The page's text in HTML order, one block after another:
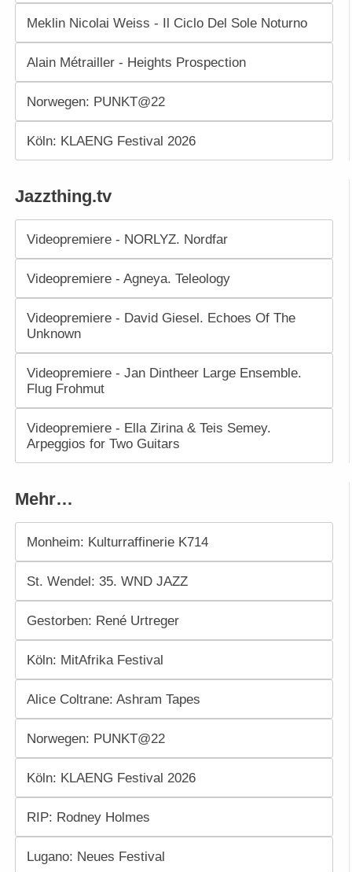
Meklin Nicolai Weiss - Il Ciclo Del Sole Noturno
Alain Métrailler - Heights Prospection
Norwegen: PUNKT@22
Köln: KLAENG Festival 2026
Jazzthing.tv
Videopremiere - NORLYZ. Nordfar
Videopremiere - Agneya. Teleology
Videopremiere - David Giesel. Echoes Of The
Unknown
Videopremiere - Jan Dintheer Large Ensemble.
Flug Frohmut
Videopremiere - Ella Zirina & Teis Semey.
Arpeggios for Two Guitars
Mehr…
Monheim: Kulturraffinerie K714
St. Wendel: 35. WND JAZZ
Gestorben: René Urtreger
Köln: MitAfrika Festival
Alice Coltrane: Ashram Tapes
Norwegen: PUNKT@22
Köln: KLAENG Festival 2026
RIP: Rodney Holmes
Lugano: Neues Festival